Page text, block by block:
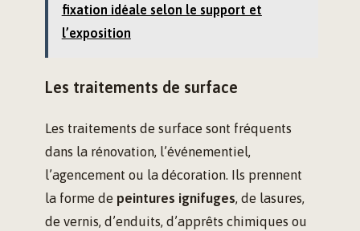
fixation idéale selon le support et
l’exposition
Les traitements de surface
Les traitements de surface sont fréquents
dans la rénovation, l’événementiel,
l’agencement ou la décoration. Ils prennent
la forme de peintures ignifuges, de lasures,
de vernis, d’enduits, d’apprêts chimiques ou